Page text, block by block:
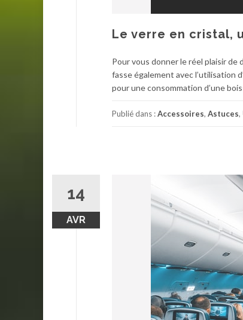
Le verre en cristal,
Pour vous donner le réel plaisir
fasse également avec l’utilisation
pour une consommation d’une
Publié dans :Accessoires, Astuces,
14
AVR